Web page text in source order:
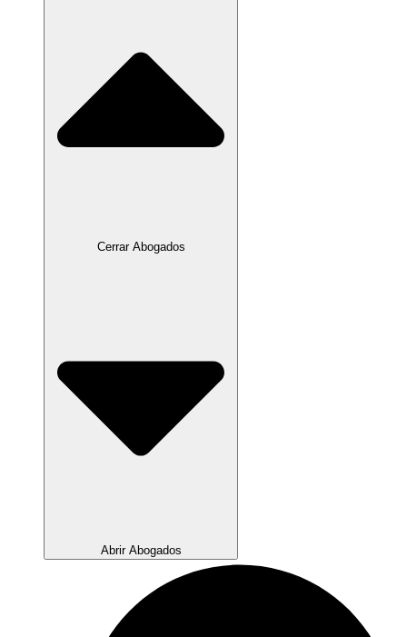
Cerrar Abogados
Abrir Abogados